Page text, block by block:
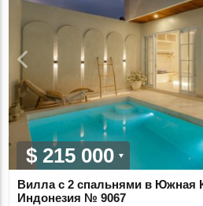
$ 215 000
Вилла с 2 спальнями в Южная
Индонезия № 9067